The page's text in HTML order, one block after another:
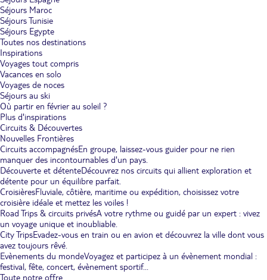
Séjours Maroc
Séjours Tunisie
Séjours Egypte
Toutes nos destinations
Inspirations
Voyages tout compris
Vacances en solo
Voyages de noces
Séjours au ski
Où partir en février au soleil ?
Plus d'inspirations
Circuits & Découvertes
Nouvelles Frontières
Circuits accompagnésEn groupe, laissez-vous guider pour ne rien
manquer des incontournables d'un pays.
Découverte et détenteDécouvrez nos circuits qui allient exploration et
détente pour un équilibre parfait.
CroisièresFluviale, côtière, maritime ou expédition, choisissez votre
croisière idéale et mettez les voiles !
Road Trips & circuits privésA votre rythme ou guidé par un expert : vivez
un voyage unique et inoubliable.
City TripsEvadez-vous en train ou en avion et découvrez la ville dont vous
avez toujours rêvé.
Evènements du mondeVoyagez et participez à un évènement mondial :
festival, fête, concert, évènement sportif...
Toute notre offre